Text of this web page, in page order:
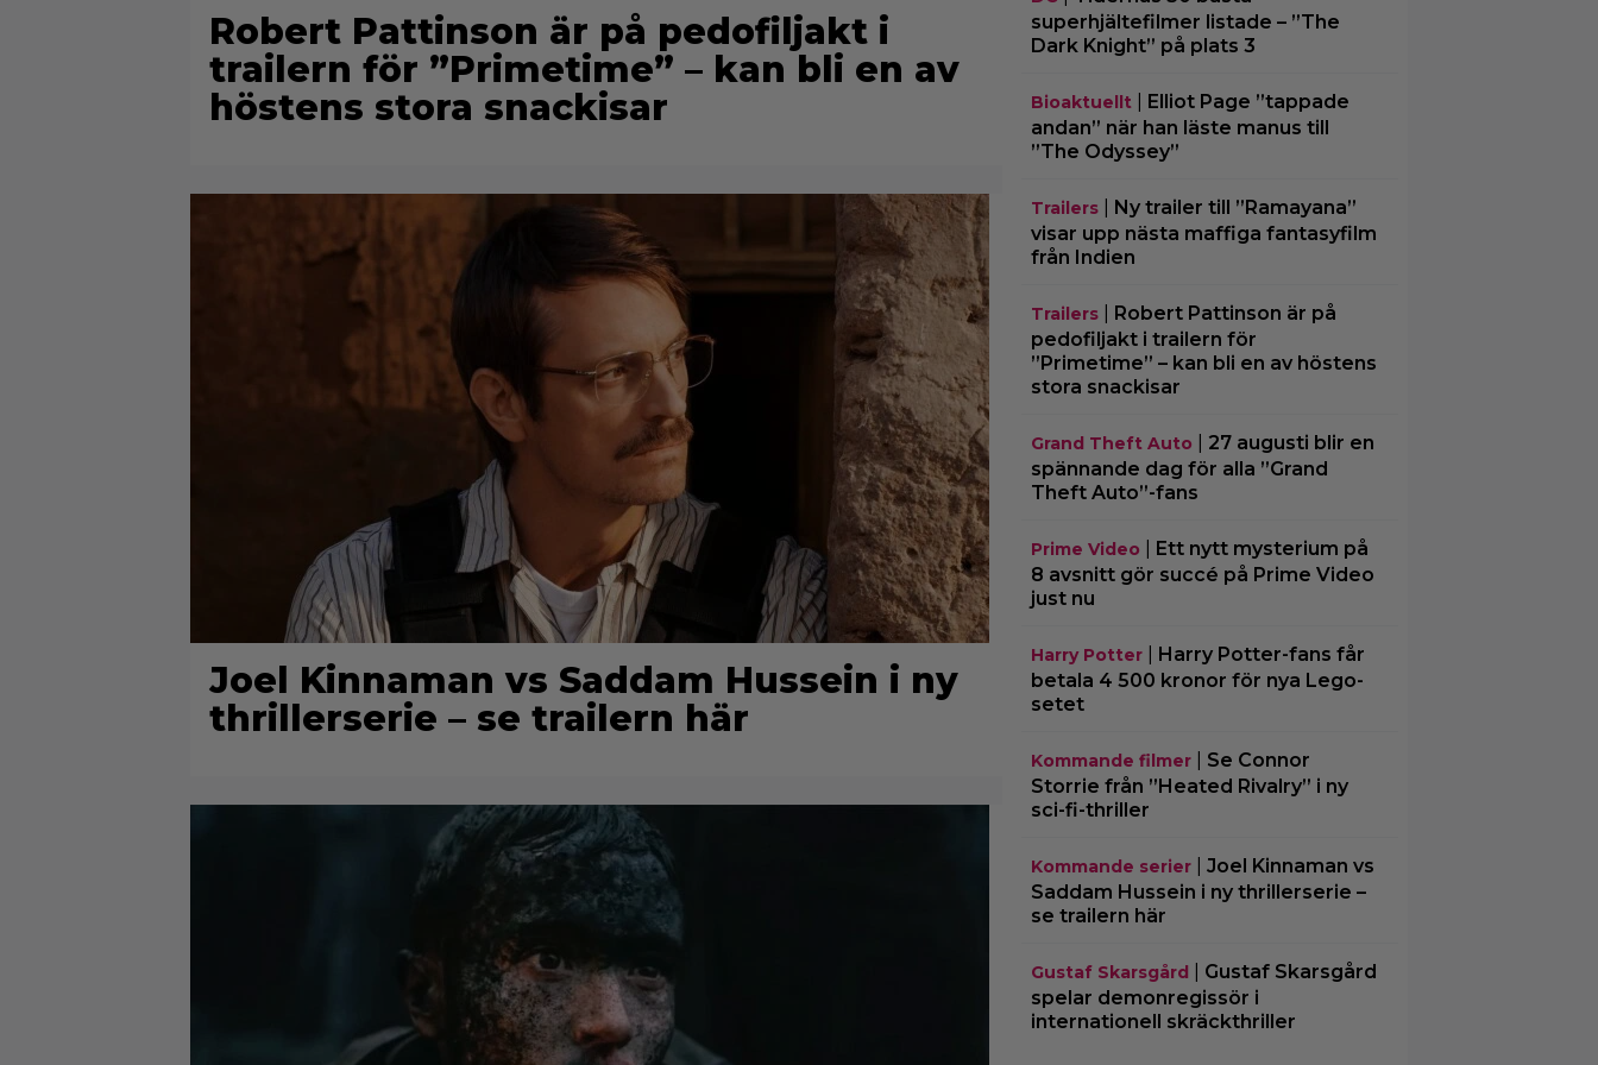
Robert Pattinson är på pedofiljakt i
trailern för ”Primetime” – kan bli en av
höstens stora snackisar
Joel Kinnaman vs Saddam Hussein i ny
thrillerserie – se trailern här
superhjältefilmer listade – ”The
Dark Knight” på plats 3
Bioaktuellt| Elliot Page ”tappade
andan” när han läste manus till
”The Odyssey”
Trailers| Ny trailer till ”Ramayana”
visar upp nästa maffiga fantasyfilm
från Indien
Trailers| Robert Pattinson är på
pedofiljakt i trailern för
”Primetime” – kan bli en av höstens
stora snackisar
Grand Theft Auto
27 augusti blir en
spännande dag för alla ”Grand
Theft Auto”-fans
Prime Video
Ett nytt mysterium på
8 avsnitt gör succé på Prime Video
just nu
Harry Potter| Harry Potter-fans får
betala 4 500 kronor för nya Lego-
setet
Kommande filmer| Se Connor
Storrie från ”Heated Rivalry” i ny
sci-fi-thriller
Kommande serier| Joel Kinnaman vs
Saddam Hussein i ny thrillerserie –
se trailern här
Gustaf Skarsgård
Gustaf Skarsgård
spelar demonregissör i
internationell skräckthriller